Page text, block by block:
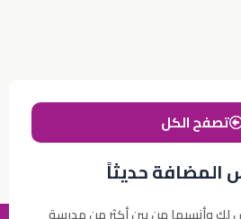
المضافة حديثاً
لك وأنسبها من بين أكثر من مدرسة
تصفح الكل